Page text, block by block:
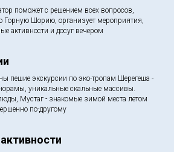
поможет с решением всех вопросов,
Горную Шорию, организует мероприятия,
активности и досуг вечером
пешие экскурсии по эко-тропам Шерегеша -
уникальные скальные массивы.
Мустаг - знакомые зимой места летом
по-другому